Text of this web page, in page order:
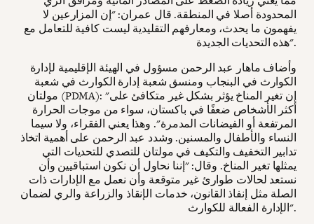
المحدودة أصلا في المنطقة. قال عمران: "إن المزارعين لا
يفهمون ما يحدث، ومعارفهم التقليدية ليست كافية للتعامل مع
هذه التحديات الجديدة".
وأضاف ماهار عبد الرحمن مسؤول في الهيئة الإقليمية لإدارة
الكوارث في البنجاب ومنسق شعبة إدارة الكوارث في شعبة
مولتان (PDMA): "إن تغير المناخ يؤثر بشكل غير متكافئ على
أكثر الأشخاص ضعفًا في باكستان، سواء من موجات الحرارة
المرتفعة أو الفيضانات المدمرة". وهذا يعني الفقراء، ولا سيما
النساء والأطفال والمسنين. وشدد عبد الرحمن على أهمية اتخاذ
تدابير التخفيف والتكيف في مولتان للتصدي للتحديات التي
يمثلها تغير المناخ. وقال: "إننا نحاول أن نكون استباقيين وأن
نستعد لحالات طوارئ غير متوقعة وأن نعمل مع الإدارات ذات
الصلة مثل إنفاذ القانون، خدمات الإنقاذ والزراعة والري لضمان
الإدارة الفعالة للكوارث".